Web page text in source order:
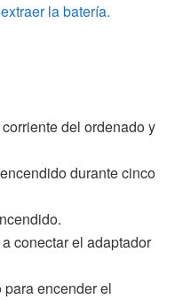
la batería.
del ordenado y
durante cinco
conectar el adaptador
encender el